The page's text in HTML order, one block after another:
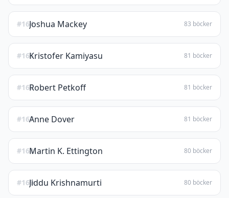
#164Joshua Mackey 83 böcker
#165Kristofer Kamiyasu 81 böcker
#166Robert Petkoff 81 böcker
#167Anne Dover 81 böcker
#168Martin K. Ettington 80 böcker
#169Jiddu Krishnamurti 80 böcker